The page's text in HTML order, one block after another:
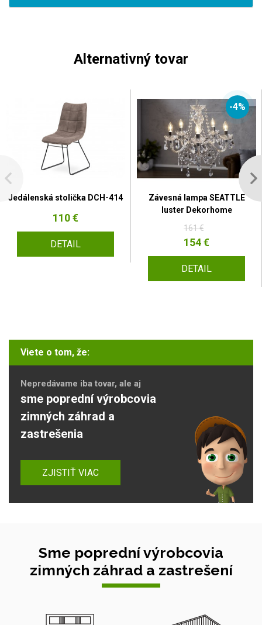
Alternativný tovar
Jedálenská stolička DCH-414
110 €
DETAIL
-4%
Závesná lampa SEATTLE
luster Dekorhome
161 €
154 €
DETAIL
Viete o tom, že:
Nepredávame iba tovar, ale aj
sme poprední výrobcovia
zimných záhrad a
zastrešenia
ZJISTIŤ VIAC
Sme poprední výrobcovia
zimných záhrad a zastrešení